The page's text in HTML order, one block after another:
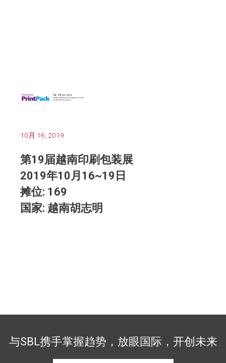
10月 16, 2019
第19届越南印刷包装展
2019年10 月 16~19 日
摊位: 169
国家: 越南胡志明
与SBL携手掌握趋势，放眼国际，开创未来